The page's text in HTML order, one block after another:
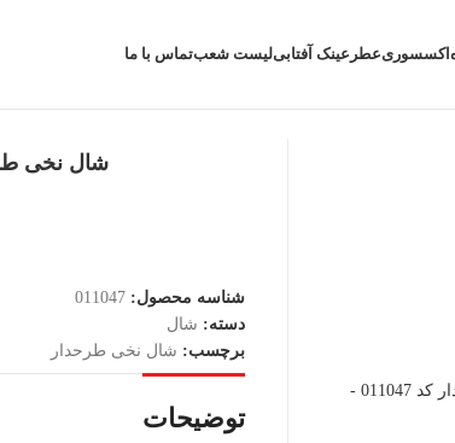
اکسسوریعطر عینک آفتابیلیست شعبتماس با ما
تصویر
شال نخی
شناسه محصول:011047
دسته: شال
برچسب: شال نخی طرحدار
توضیحات